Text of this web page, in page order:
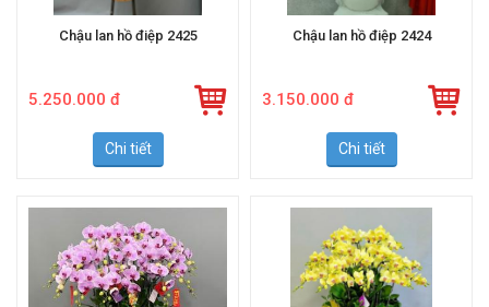
Chậu lan hồ điệp 2425
Chi tiết
Chậu lan hồ điệp 2424
Chi tiết